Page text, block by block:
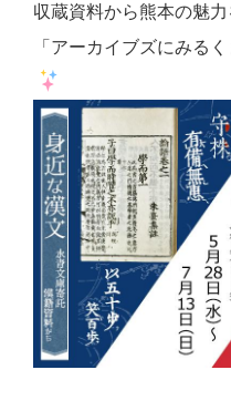
収蔵資料から熊本の魅
「アーカイブズにみる